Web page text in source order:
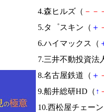
4.森ヒルズ（ － －
5.タ゜スキン（ ＋
6.ハイマックス（
7.三井不動投資法
8.名古屋鉄道（ ＋
9.船井総研HD（ ↑
10.西松屋チェー